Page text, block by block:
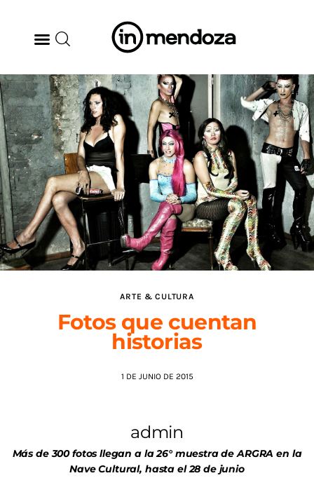
BODEGAS
GASTRONOMÍA
ARTE & CULTURA
MÚSICA
DÓNDE IR
TENDENCIAS
ARTE & CULTURA
Fotos que cuentan
historias
1 DE JUNIO DE 2015
admin
Más de 300 fotos llegan a la 26° muestra de ARGRA en la
Nave Cultural, hasta el 28 de junio